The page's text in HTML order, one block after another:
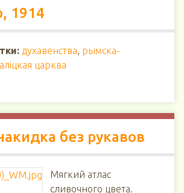
1914
духавенства, рымска-
царква
без рукавов
Мягкий атлас
сливочного цвета.